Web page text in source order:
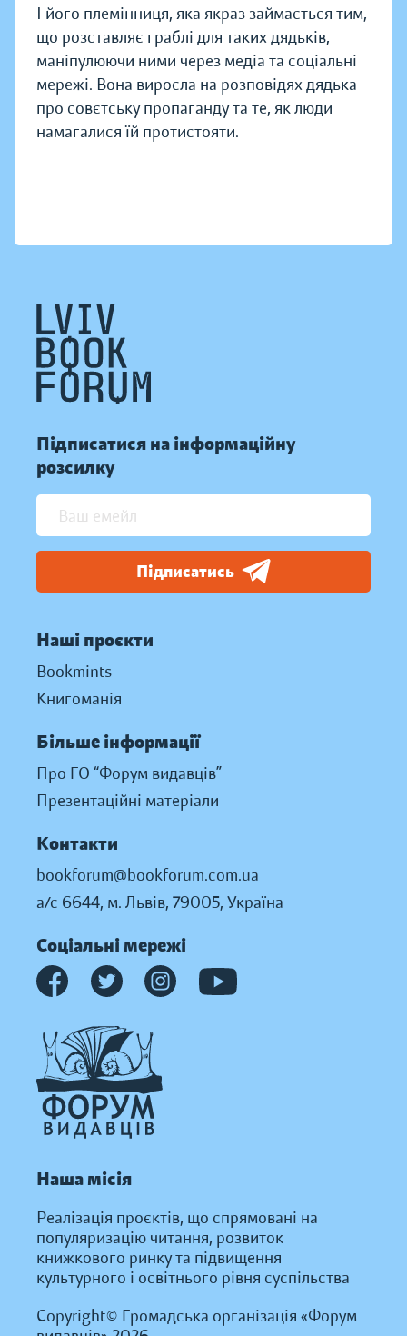
І його племінниця, яка якраз займається тим,
що розставляє граблі для таких дядьків,
маніпулюючи ними через медіа та соціальні
мережі. Вона виросла на розповідях дядька
про совєтську пропаганду та те, як люди
намагалися їй протистояти.
Підписатися на інформаційну
розсилку
Підписатись
Наші проєкти
Bookmints
Книгоманія
Більше інформації
Про ГО “Форум видавців”
Презентаційні матеріали
Контакти
bookforum@bookforum.com.ua
а/с 6644, м. Львів, 79005, Україна
Соціальні мережі
Наша місія
Реалізація проєктів, що спрямовані на
популяризацію читання, розвиток
книжкового ринку та підвищення
культурного і освітнього рівня суспільства
Copyright© Громадська організація «Форум